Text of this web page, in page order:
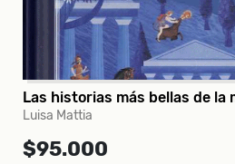
Las historias más bellas de la
Luisa Mattia
$95.000